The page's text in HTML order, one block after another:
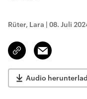
Rüter, Lara | 08. Juli
Link
kopieren/teilen
Email
Audio